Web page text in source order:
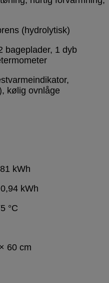
(hydrolytisk)
bageplader, 1 dyb
kølig ovnlåge
kWh
0,94 kWh
°C
60 cm